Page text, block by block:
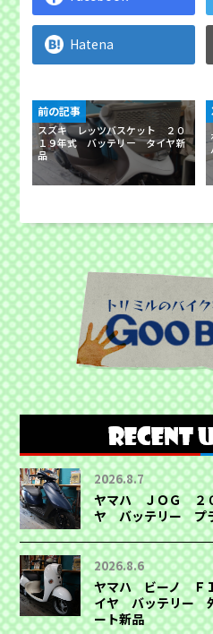
Hatena
スズキ レッツバスケット ２０
１９年式 バッテリー タイヤ新
品
前の記事
2026.8.7
ヤマハ ＪＯＧ ２
ヤ バッテリー プ
2026.8.6
ヤマハ ビーノ Ｆ
イヤ バッテリー
ート新品